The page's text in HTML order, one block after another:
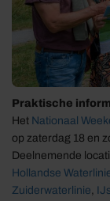
Praktische
Het Nationaal
op zaterdag 18 en
Deelnemende
Hollandse
Zuid erwaterlinie,